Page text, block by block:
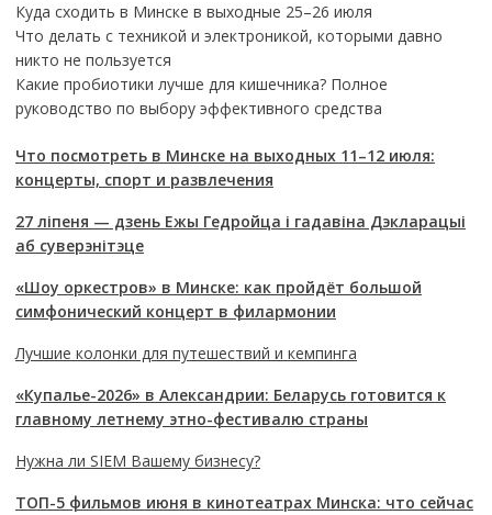
Куда сходить в Минске в выходные 25–26 июля
Что делать с техникой и электроникой, которыми давно
никто не пользуется
Какие пробиотики лучше для кишечника? Полное
руководство по выбору эффективного средства
Что посмотреть в Минске на выходных 11–12 июля:
концерты, спорт и развлечения
27 ліпеня — дзень Ежы Гедройца і гадавіна Дэкларацыі
аб суверэнітэце
«Шоу оркестров» в Минске: как пройдёт большой
симфонический концерт в филармонии
Лучшие колонки для путешествий и кемпинга
«Купалье-2026» в Александрии: Беларусь готовится к
главному летнему этно-фестивалю страны
Нужна ли SIEM Вашему бизнесу?
ТОП-5 фильмов июня в кинотеатрах Минска: что сейчас